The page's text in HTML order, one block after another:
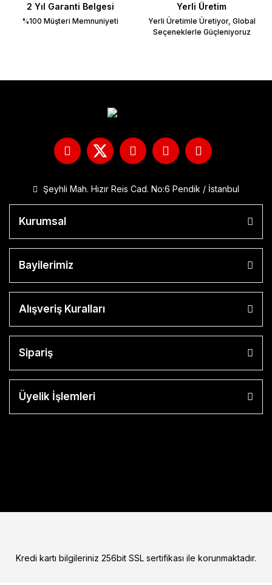
2 Yıl Garanti Belgesi
%100 Müşteri Memnuniyeti
Yerli Üretim
Yerli Üretimle Üretiyor, Global
Seçeneklerle Güçleniyoruz
Şeyhli Mah. Hızır Reis Cad. No:6 Pendik / İstanbul
Kurumsal
Bayilerimiz
Alışveriş Kuralları
Sipariş
Üyelik İşlemleri
Kredi kartı bilgileriniz 256bit SSL sertifikası ile korunmaktadır.